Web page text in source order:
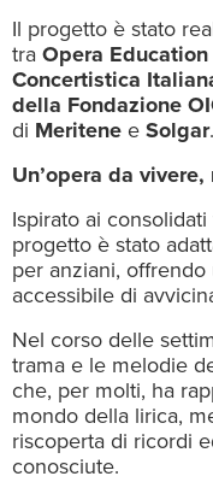
Il progetto è stato
tra Opera Education
Concertistica
della Fondazione
di Meritene e Solgar.
Un’opera da
Ispirato ai
progetto è stato
per anziani,
accessibile di
Nel corso delle
trama e le melodie
che, per molti, ha
mondo della lirica,
riscoperta di ricordi
conosciute.